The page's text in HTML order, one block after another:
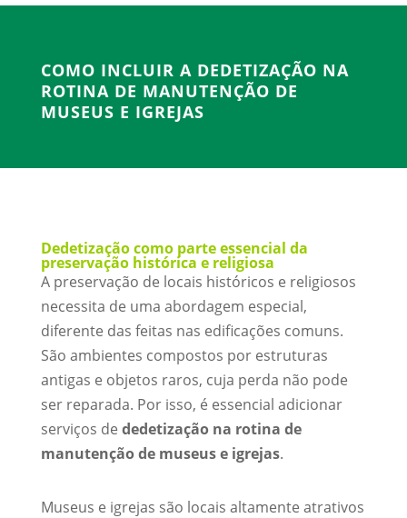
COMO INCLUIR A DEDETIZAÇÃO NA
ROTINA DE MANUTENÇÃO DE
MUSEUS E IGREJAS
Dedetização como parte essencial da
preservação histórica e religiosa
A preservação de locais históricos e religiosos
necessita de uma abordagem especial,
diferente das feitas nas edificações comuns.
São ambientes compostos por estruturas
antigas e objetos raros, cuja perda não pode
ser reparada. Por isso, é essencial adicionar
serviços de dedetização na rotina de
manutenção de museus e igrejas.
Museus e igrejas são locais altamente atrativos